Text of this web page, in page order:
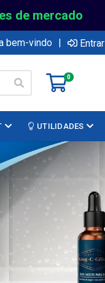
de mercado
bem-vindo | Entrar
0
UTILIDADES